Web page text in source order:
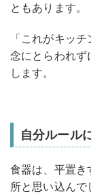
ともあります。
「これがキッ
念にとらわれず
します。
自分ルール
食器は、平置き
所と思い込ん